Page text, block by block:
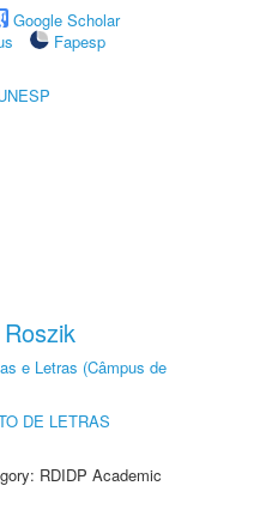
Google Scholar
Fapesp
e Letras (Câmpus de
DE LETRAS
RDIDP Academic